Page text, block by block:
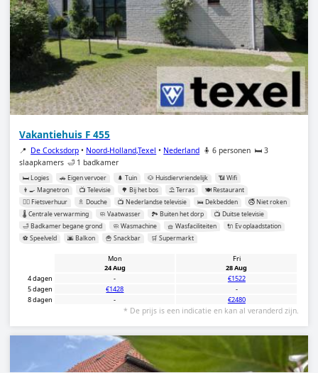
Vakantiehuis F 455
📍 De Cocksdorp • Noord-Holland,Texel • Nederland 🧍 6 personen 🛏️ 3
slaapkamers 🛁 1 badkamer
🛏️ Logies 🚗 Eigen vervoer 🌲 Tuin 🐶 Huisdiervriendelijk
📶 Wifi
👨‍🍳 Magnetron
📺 Televisie 🌳 Bij het bos ⛱️ Terras
🍽️ Restaurant
🚴‍♂️ Fietsverhuur
🚿 Douche 📺 Nederlandse televisie 🛌 Dekbedden
🚭 Niet roken
🌡️ Centrale verwarming
🧼 Vaatwasser 🏞️ Buiten het dorp
📺 Duitse televisie
🛁 Badkamer begane grond
🧼 Wasmachine 🧺 Wasfaciliteiten
🔌 Ev oplaadstation
⚽️ Speelveld
🌆 Balkon 🍟 Snackbar 🛒 Supermarkt
Mon
24 Aug
Fri
28 Aug
4 dagen
-
€1522
5 dagen
€1428
-
8 dagen
- €2480
* De prijs is een indicatie en kan al veranderd zijn.